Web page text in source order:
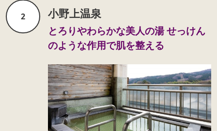
2 小野上温泉
とろりやわらかな美人の湯 せっけん
のような作用で肌を整える